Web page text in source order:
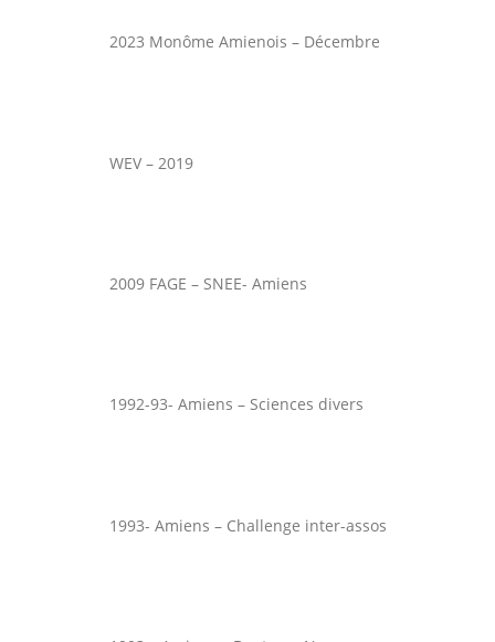
2023 Monôme Amienois – Décembre
WEV – 2019
2009 FAGE – SNEE- Amiens
1992-93- Amiens – Sciences divers
1993- Amiens – Challenge inter-assos